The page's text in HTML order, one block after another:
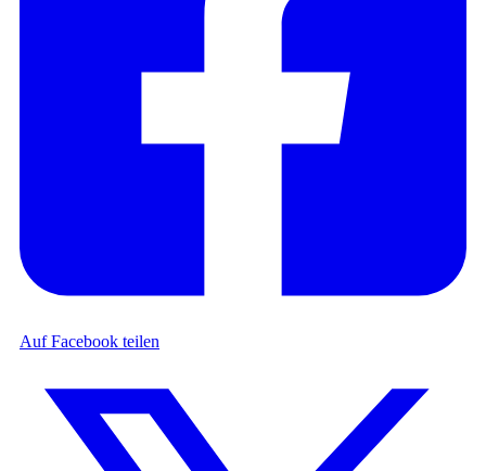
Auf Facebook teilen